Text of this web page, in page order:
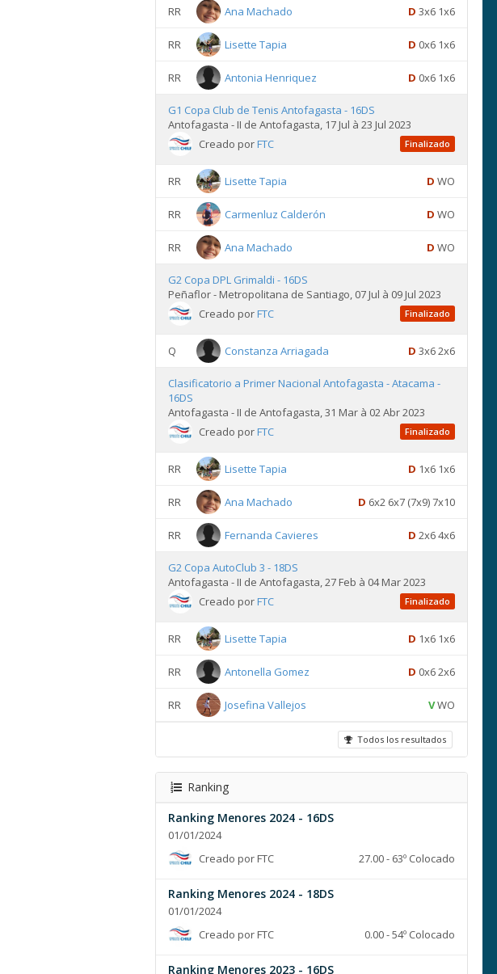
RR Ana Machado D 3x6 1x6
RR Lisette Tapia D 0x6 1x6
RR Antonia Henriquez D 0x6 1x6
G1 Copa Club de Tenis Antofagasta - 16DS
Antofagasta - II de Antofagasta, 17 Jul à 23 Jul 2023
Creado porFTC Finalizado
RR Lisette Tapia D WO
RR Carmenluz Calderón D WO
RR Ana Machado D WO
G2 Copa DPL Grimaldi - 16DS
Peñaflor - Metropolitana de Santiago, 07 Jul à 09 Jul 2023
Creado porFTC Finalizado
Q Constanza Arriagada D 3x6 2x6
Clasificatorio a Primer Nacional Antofagasta - Atacama -
16DS
Antofagasta - II de Antofagasta, 31 Mar à 02 Abr 2023
Creado porFTC Finalizado
RR Lisette Tapia D 1x6 1x6
RR Ana Machado D 6x2 6x7 (7x9) 7x10
RR Fernanda Cavieres D 2x6 4x6
G2 Copa AutoClub 3 - 18DS
Antofagasta - II de Antofagasta, 27 Feb à 04 Mar 2023
Creado porFTC Finalizado
RR Lisette Tapia D 1x6 1x6
RR Antonella Gomez D 0x6 2x6
RR Josefina Vallejos VWO
Todos los resultados
Ranking
Ranking Menores 2024 - 16DS
01/01/2024
Creado por FTC
27.00 - 63º Colocado
Ranking Menores 2024 - 18DS
01/01/2024
Creado por FTC
0.00 - 54º Colocado
Ranking Menores 2023 - 16DS